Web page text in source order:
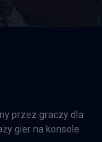
przez graczy dla
gier na konsole